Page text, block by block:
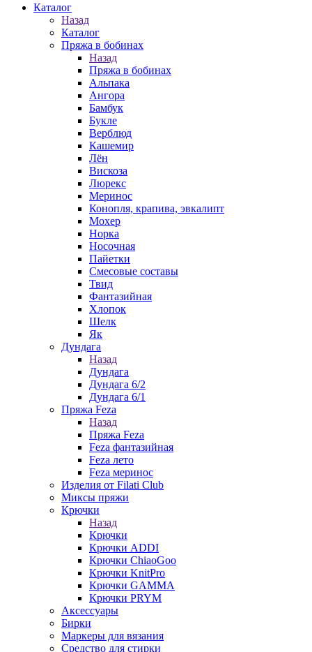
Каталог
Назад
Каталог
Пряжа в бобинах
Назад
Пряжа в бобинах
Альпака
Ангора
Бамбук
Букле
Верблюд
Кашемир
Лён
Вискоза
Люрекс
Меринос
Конопля, крапива, эвкалипт
Мохер
Норка
Носочная
Пайетки
Смесовые составы
Твид
Фантазийная
Хлопок
Шелк
Як
Дундага
Назад
Дундага
Дундага 6/2
Дундага 6/1
Пряжа Feza
Назад
Пряжа Feza
Feza фантазийная
Feza лето
Feza меринос
Изделия от Filati Club
Миксы пряжи
Крючки
Назад
Крючки
Крючки ADDI
Крючки ChiaoGoo
Крючки KnitPro
Крючки GAMMA
Крючки PRYM
Аксессуары
Бирки
Маркеры для вязания
Средство для стирки